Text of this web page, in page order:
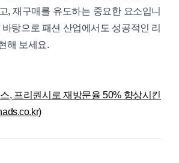
, 재구매를 유도하는 중요한 요소입니
탕으로 패션 산업에서도 성공적인 리
해 보세요.
, 프리퀀시로 재방문율 50% 향상시킨